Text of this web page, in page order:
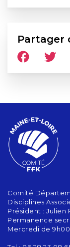
Partager
Comité
Disciplines
Président : Julien
Permanence
Mercredi de 9h00